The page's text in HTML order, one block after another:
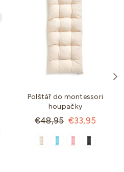
Polštář do montessori
houpačky
Standartní
€48,95 €33,95